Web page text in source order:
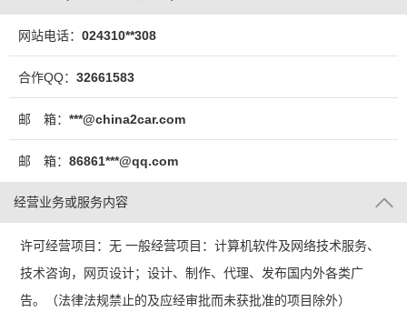
网站电话： 024310**308
合作QQ： 32661583
邮 箱： ***@china2car.com
邮 箱： 86861***@qq.com
经营业务或服务内容
许可经营项目：无 一般经营项目：计算机软件及网络技术服务、
技术咨询，网页设计；设计、制作、代理、发布国内外各类广
告。（法律法规禁止的及应经审批而未获批准的项目除外）